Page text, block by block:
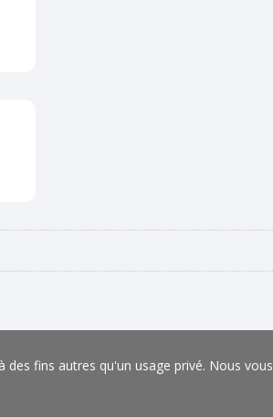
fins autres qu'un usage privé. Nous vous